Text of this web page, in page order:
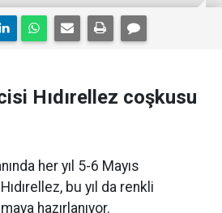
Hıdırellez coşkusu
her yıl 5-6 Mayıs
bu yıl da renkli
hazırlanıyor.